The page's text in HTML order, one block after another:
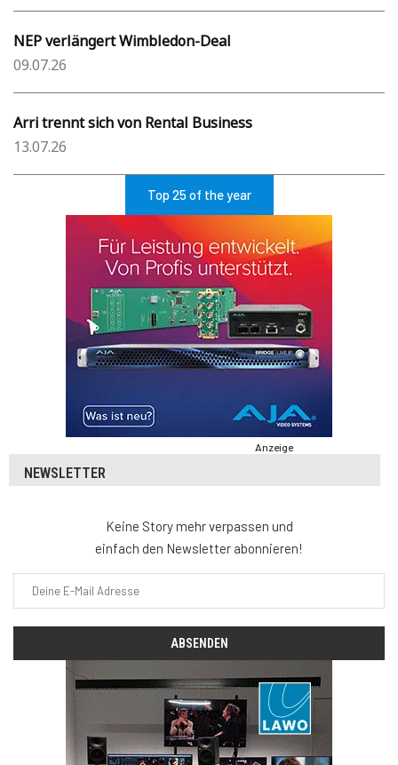
NEP verlängert Wimbledon-Deal
09.07.26
Arri trennt sich von Rental Business
13.07.26
Top 25 of the year
Anzeige
NEWSLETTER
Keine Story mehr verpassen und
einfach den Newsletter abonnieren!